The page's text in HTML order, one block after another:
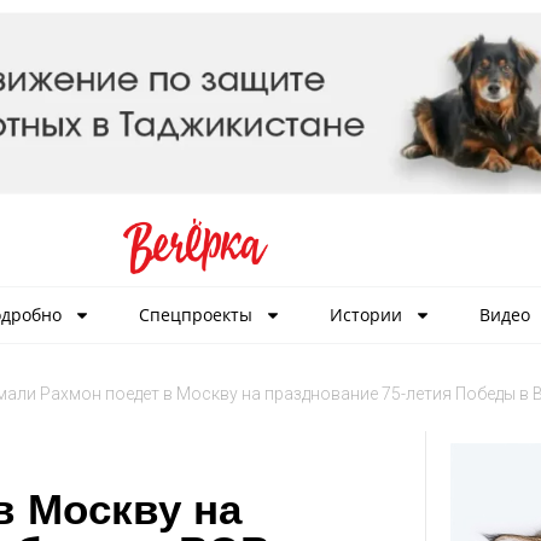
Спецпроекты Истории Видео
Рахмон поедет в Москву на празднование 75-летия Победы в
Москву на